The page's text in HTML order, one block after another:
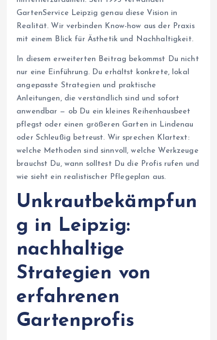
GartenService Leipzig genau diese Vision in
Realität. Wir verbinden Know-how aus der Praxis
mit einem Blick für Ästhetik und Nachhaltigkeit.
In diesem erweiterten Beitrag bekommst Du nicht
nur eine Einführung. Du erhältst konkrete, lokal
angepasste Strategien und praktische
Anleitungen, die verständlich sind und sofort
anwendbar — ob Du ein kleines Reihenhausbeet
pflegst oder einen größeren Garten in Lindenau
oder Schleußig betreust. Wir sprechen Klartext:
welche Methoden sind sinnvoll, welche Werkzeuge
brauchst Du, wann solltest Du die Profis rufen und
wie sieht ein realistischer Pflegeplan aus.
Unkrautbekämpfun
g in Leipzig:
nachhaltige
Strategien von
erfahrenen
Gartenprofis